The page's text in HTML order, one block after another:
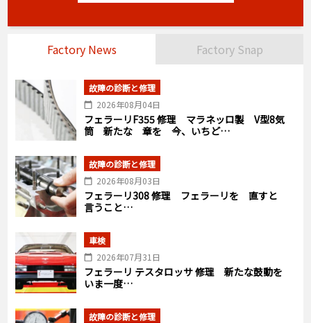
Factory News Factory Snap
故障の診断と修理
2026年08月04日
フェラーリF355 修理 マラネッロ製 V型8気
筒 新たな 章を 今、いちど…
故障の診断と修理
2026年08月03日
フェラーリ308 修理 フェラーリを 直すと
言うこと…
車検
2026年07月31日
フェラーリ テスタロッサ 修理 新たな鼓動を
いま一度…
故障の診断と修理